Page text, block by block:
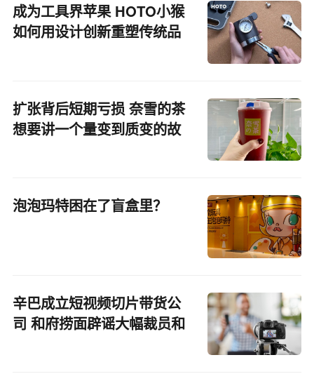
成为工具界苹果 HOTO小猴
如何用设计创新重塑传统品
扩张背后短期亏损 奈雪的茶
想要讲一个量变到质变的故
泡泡玛特困在了盲盒里？
辛巴成立短视频切片带货公
司 和府捞面辟谣大幅裁员和